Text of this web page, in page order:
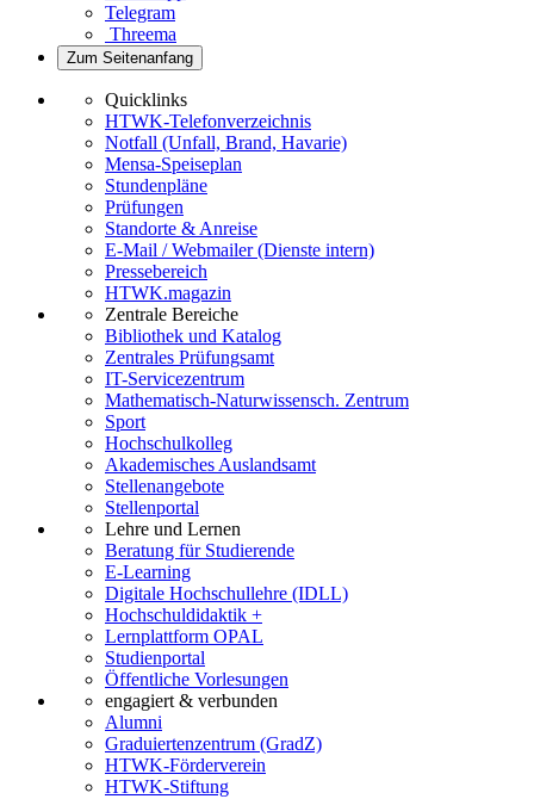
Telegram
Threema
Zum Seitenanfang
Quicklinks
HTWK-Telefonverzeichnis
Notfall (Unfall, Brand, Havarie)
Mensa-Speiseplan
Stundenpläne
Prüfungen
Standorte & Anreise
E-Mail / Webmailer (Dienste intern)
Pressebereich
HTWK.magazin
Zentrale Bereiche
Bibliothek und Katalog
Zentrales Prüfungsamt
IT-Servicezentrum
Mathematisch-Naturwissensch. Zentrum
Sport
Hochschulkolleg
Akademisches Auslandsamt
Stellenangebote
Stellenportal
Lehre und Lernen
Beratung für Studierende
E-Learning
Digitale Hochschullehre (IDLL)
Hochschuldidaktik +
Lernplattform OPAL
Studienportal
Öffentliche Vorlesungen
engagiert & verbunden
Alumni
Graduiertenzentrum (GradZ)
HTWK-Förderverein
HTWK-Stiftung